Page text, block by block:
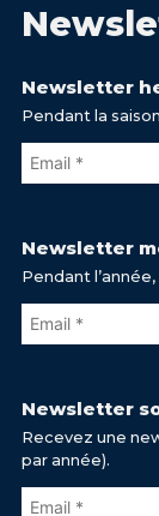
Newsletter
Pendant la
Newsletter
Pendant
Newsletter
Recevez une
par année).